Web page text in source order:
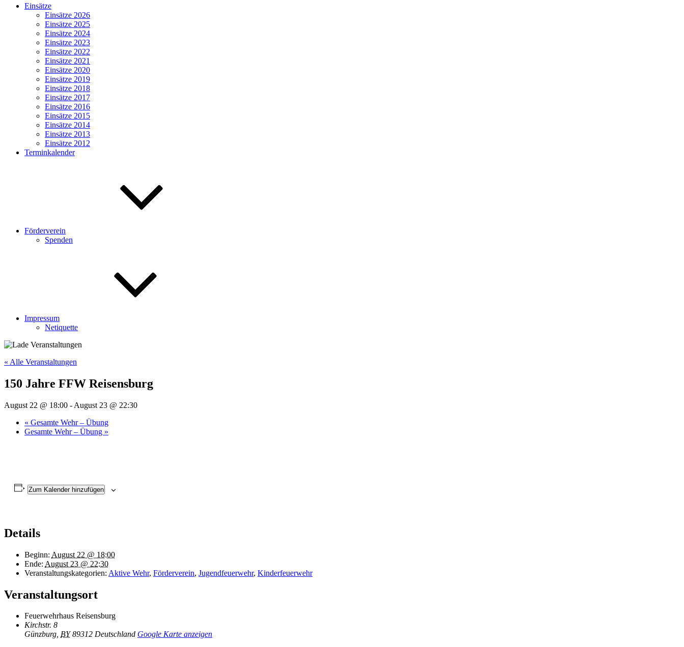
Einsätze
Einsätze 2026
Einsätze 2025
Einsätze 2024
Einsätze 2023
Einsätze 2022
Einsätze 2021
Einsätze 2020
Einsätze 2019
Einsätze 2018
Einsätze 2017
Einsätze 2016
Einsätze 2015
Einsätze 2014
Einsätze 2013
Einsätze 2012
Terminkalender
Förderverein
Spenden
Impressum
Netiquette
« Alle Veranstaltungen
150 Jahre FFW Reisensburg
August 22 @ 18:00 - August 23 @ 22:30
« Gesamte Wehr – Übung
Gesamte Wehr – Übung »
Zum Kalender hinzufügen
Details
Beginn: August 22 @ 18:00
Ende: August 23 @ 22:30
Veranstaltungskategorien: Aktive Wehr, Förderverein, Jugendfeuerwehr, Kinderfeuerwehr
Veranstaltungsort
Feuerwehrhaus Reisensburg
Kirchstr. 8
Günzburg, BY 89312 Deutschland Google Karte anzeigen